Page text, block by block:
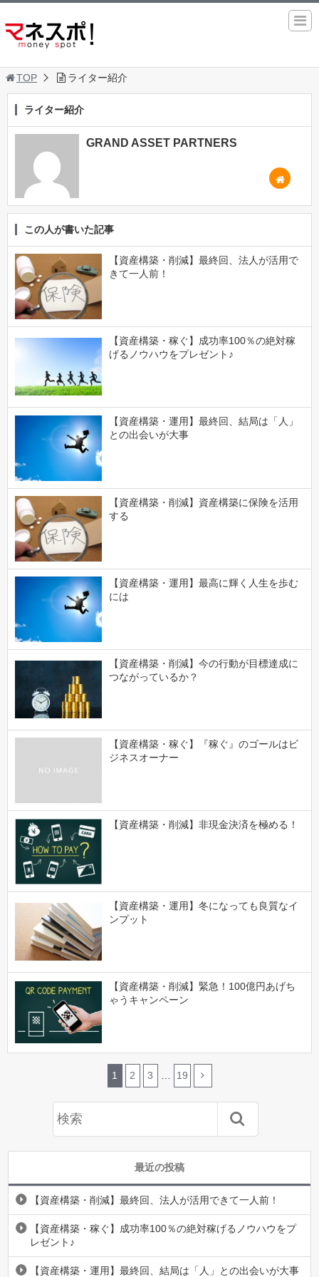
TOP ライター紹介
ライター紹介
GRAND ASSET PARTNERS
この人が書いた記事
【資産構築・削減】最終回、法人が活用で
きて一人前！
【資産構築・稼ぐ】成功率100％の絶対稼
げるノウハウをプレゼント♪
【資産構築・運用】最終回、結局は「人」
との出会いが大事
【資産構築・削減】資産構築に保険を活用
する
【資産構築・運用】最高に輝く人生を歩む
には
【資産構築・削減】今の行動が目標達成に
つながっているか？
【資産構築・稼ぐ】『稼ぐ』のゴールはビ
ジネスオーナー
【資産構築・削減】非現金決済を極める！
【資産構築・運用】冬になっても良質なイ
ンプット
【資産構築・削減】緊急！100億円あげち
ゃうキャンペーン
1 2 3 19
最近の投稿
【資産構築・削減】最終回、法人が活用できて一人前！
【資産構築・稼ぐ】成功率100％の絶対稼げるノウハウをプ
レゼント♪
【資産構築・運用】最終回、結局は「人」との出会いが大事